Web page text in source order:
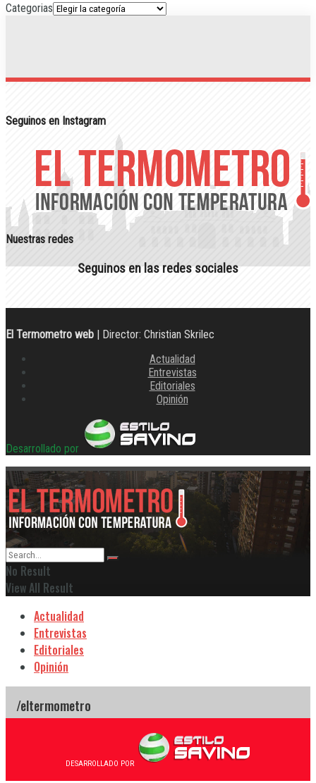
Categorias
Seguinos en Instagram
Nuestras redes
Seguinos en las redes sociales
El Termometro web | Director: Christian Skrilec
Actualidad
Entrevistas
Editoriales
Opinión
Desarrollado por
No Result
View All Result
Actualidad
Entrevistas
Editoriales
Opinión
DESARROLLADO POR